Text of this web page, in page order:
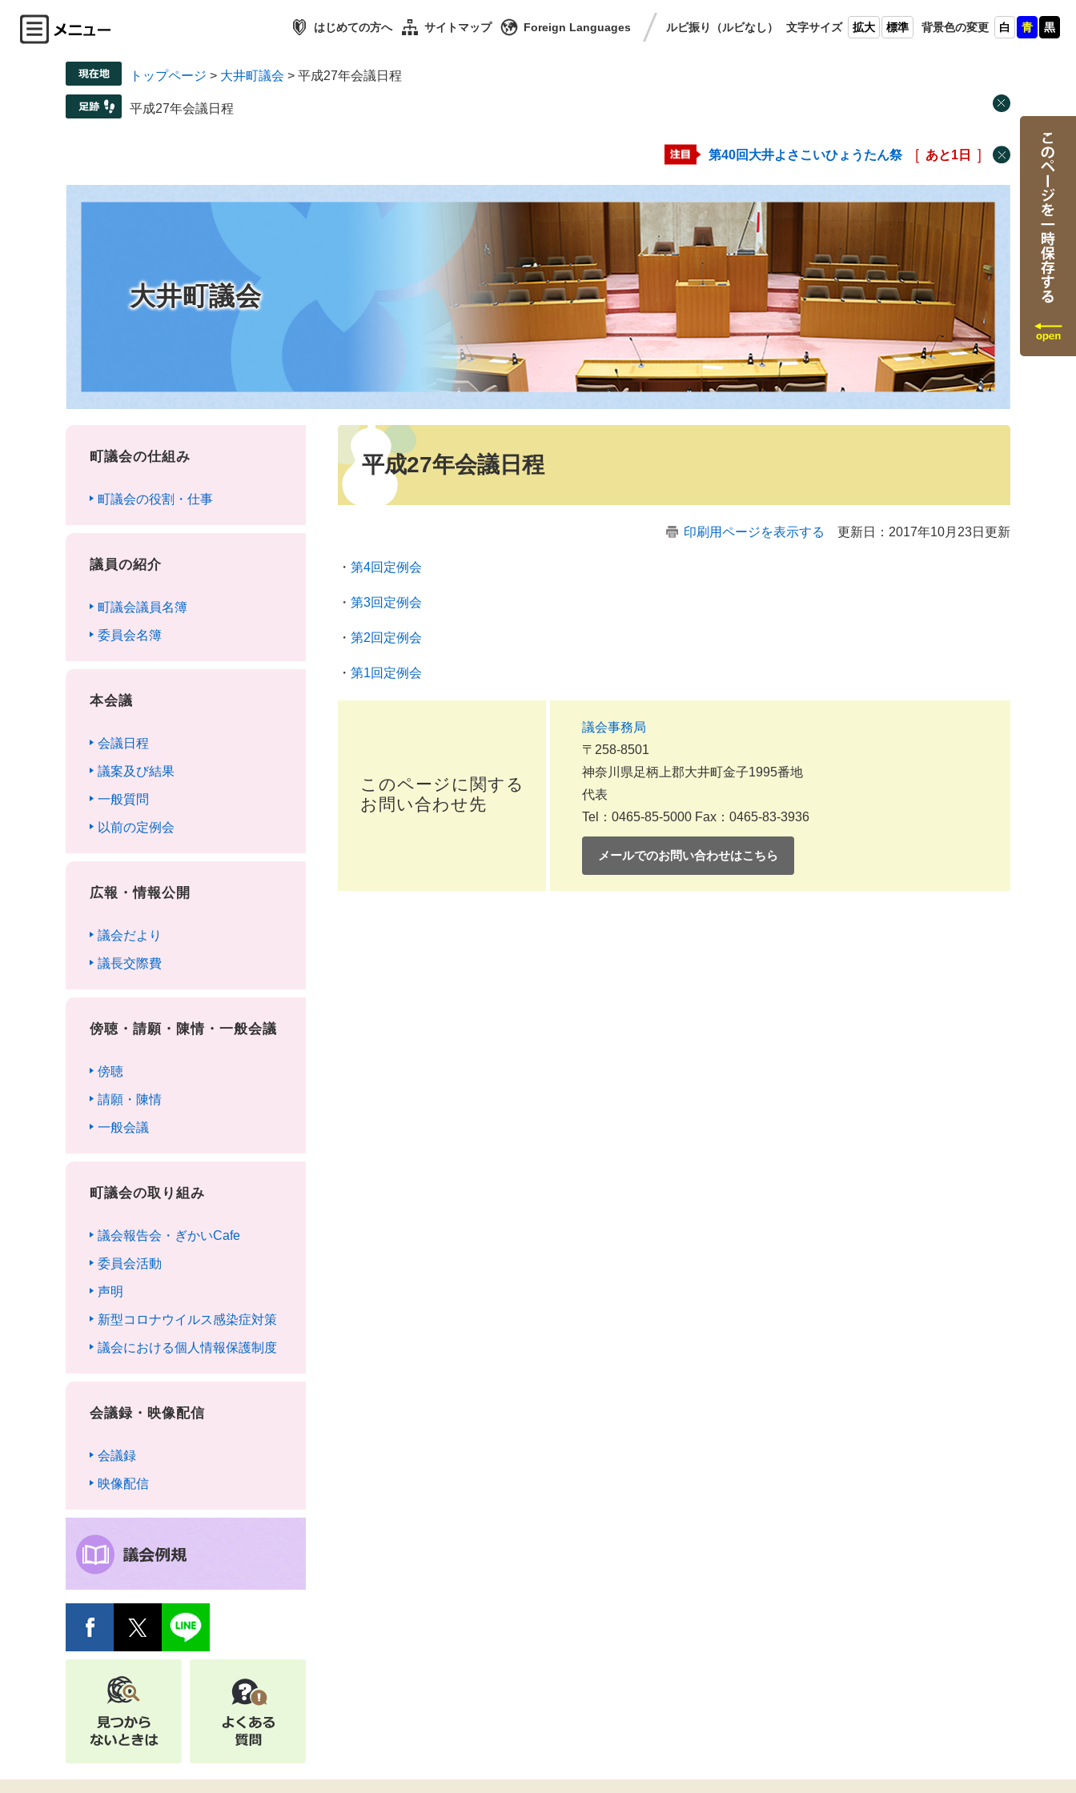
はじめての方へ サイトマップ Foreign Languages ルビ振り （ルビなし） 文字サイズ 拡大 標準 背景色の変更 白 青 黒
トップページ > 大井町議会 > 平成27年会議日程
平成27年会議日程
第40回大井よさこいひょうたん祭 あと1 日
大井町議会
町議会の仕組み
町議会の役割・仕事
議員の紹介
町議会議員名簿
委員会名簿
本会議
会議日程
議案及び結果
一般質問
以前の定例会
広報・情報公開
議会だより
議長交際費
傍聴・請願・陳情・一般会議
傍聴
請願・陳情
一般会議
町議会の取り組み
議会報告会・ぎかいCafe
委員会活動
声明
新型コロナウイルス感染症対策
議会における個人情報保護制度
会議録・映像配信
会議録
映像配信
平成27年会議日程
印刷用ページを表示する 更新日：2017年10月23日更新
・ 第4回定例会
・ 第3回定例会
・ 第2回定例会
・ 第1回定例会
このページに関する
お問い合わせ先
議会事務局
〒258-8501
神奈川県足柄上郡大井町金子1995番地
代表
Tel：0465-85-5000 Fax：0465-83-3936
メールでのお問い合わせはこちら